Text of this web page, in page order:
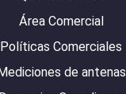
Área Comercial
Políticas Comerciales
de antenas